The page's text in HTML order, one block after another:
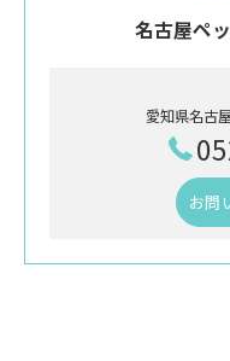
名古屋ペ
愛知県名古
お問